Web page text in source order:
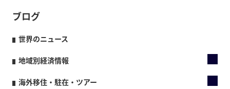
ブログ
世界のニュース
地域別経済情報
海外移住・駐在・ツアー